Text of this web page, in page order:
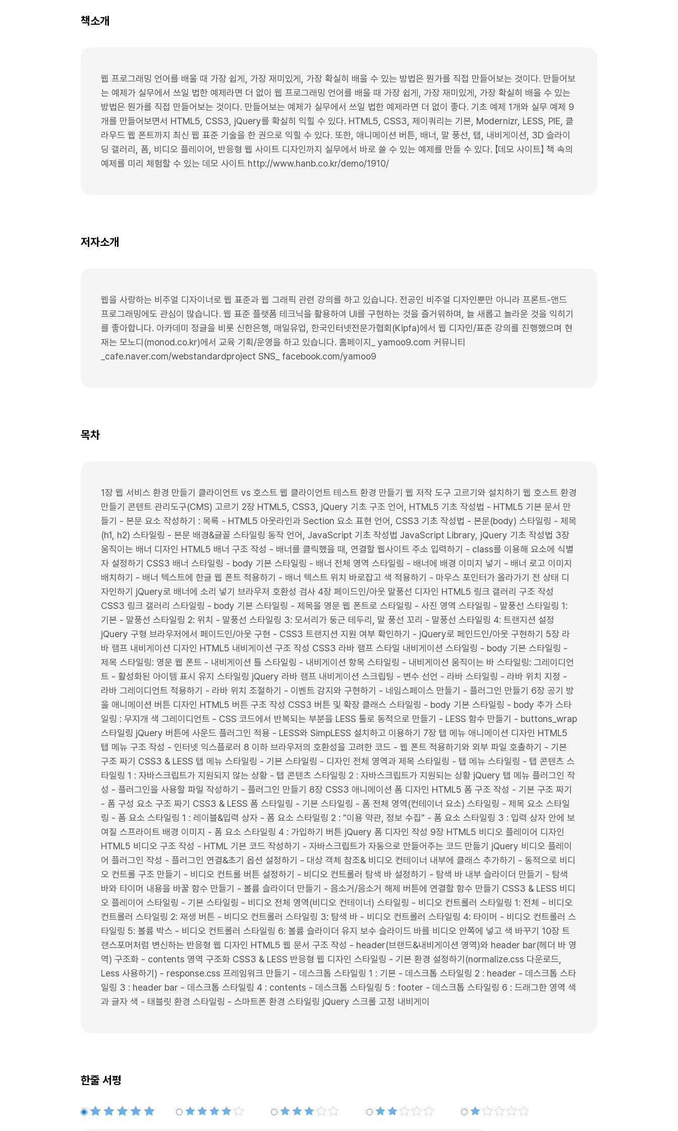
책소개
웹 프로그래밍 언어를 배울 때 가장 쉽게, 가장 재미있게, 가장 확실히 배울 수 있는 방법은 뭔가를 직접 만들어보는 것이다. 만들어보
는 예제가 실무에서 쓰일 법한 예제라면 더 없이 웹 프로그래밍 언어를 배울 때 가장 쉽게, 가장 재미있게, 가장 확실히 배울 수 있는
방법은 뭔가를 직접 만들어보는 것이다. 만들어보는 예제가 실무에서 쓰일 법한 예제라면 더 없이 좋다. 기초 예제 1개와 실무 예제 9
개를 만들어보면서 HTML5, CSS3, jQuery를 확실히 익힐 수 있다. HTML5, CSS3, 제이쿼리는 기본, Modernizr, LESS, PIE, 클
라우드 웹 폰트까지 최신 웹 표준 기술을 한 권으로 익힐 수 있다. 또한, 애니메이션 버튼, 배너, 말 풍선, 탭, 내비게이션, 3D 슬라이
딩 갤러리, 폼, 비디오 플레이어, 반응형 웹 사이트 디자인까지 실무에서 바로 쓸 수 있는 예제를 만들 수 있다. 【데모 사이트】 책 속의
예제를 미리 체험할 수 있는 데모 사이트 http://www.hanb.co.kr/demo/1910/
저자소개
웹을 사랑하는 비주얼 디자이너로 웹 표준과 웹 그래픽 관련 강의를 하고 있습니다. 전공인 비주얼 디자인뿐만 아니라 프론트-앤드
프로그래밍에도 관심이 많습니다. 웹 표준 플랫폼 테크닉을 활용하여 UI를 구현하는 것을 즐거워하며, 늘 새롭고 놀라운 것을 익히기
를 좋아합니다. 아카데미 정글을 비롯 신한은행, 매일유업, 한국인터넷전문가협회(Kipfa)에서 웹 디자인/표준 강의를 진행했으며 현
재는 모노디(monod.co.kr)에서 교육 기획/운영을 하고 있습니다. 홈페이지_ yamoo9.com 커뮤니티
_cafe.naver.com/webstandardproject SNS_ facebook.com/yamoo9
목차
1장 웹 서비스 환경 만들기 클라이언트 vs 호스트 웹 클라이언트 테스트 환경 만들기 웹 저작 도구 고르기와 설치하기 웹 호스트 환경
만들기 콘텐트 관리도구(CMS) 고르기 2장 HTML5, CSS3, jQuery 기초 구조 언어, HTML5 기초 작성법 - HTML5 기본 문서 만
들기 - 본문 요소 작성하기 : 목록 - HTML5 아웃라인과 Section 요소 표현 언어, CSS3 기초 작성법 - 본문(body) 스타일링 - 제목
(h1, h2) 스타일링 - 본문 배경&글꼴 스타일링 동작 언어, JavaScript 기초 작성법 JavaScript Library, jQuery 기초 작성법 3장
움직이는 배너 디자인 HTML5 배너 구조 작성 - 배너를 클릭했을 때, 연결할 웹사이트 주소 입력하기 - class를 이용해 요소에 식별
자 설정하기 CSS3 배너 스타일링 - body 기본 스타일링 - 배너 전체 영역 스타일링 - 배너에 배경 이미지 넣기 - 배너 로고 이미지
배치하기 - 배너 텍스트에 한글 웹 폰트 적용하기 - 배너 텍스트 위치 바로잡고 색 적용하기 - 마우스 포인터가 올라가기 전 상태 디
자인하기 jQuery로 배너에 소리 넣기 브라우저 호환성 검사 4장 페이드인/아웃 말풍선 디자인 HTML5 링크 갤러리 구조 작성
CSS3 링크 갤러리 스타일링 - body 기본 스타일링 - 제목을 영문 웹 폰트로 스타일링 - 사진 영역 스타일링 - 말풍선 스타일링 1:
기본 - 말풍선 스타일링 2: 위치 - 말풍선 스타일링 3: 모서리가 둥근 테두리, 말 풍선 꼬리 - 말풍선 스타일링 4: 트랜지션 설정
jQuery 구형 브라우저에서 페이드인/아웃 구현 - CSS3 트랜지션 지원 여부 확인하기 - jQuery로 페인드인/아웃 구현하기 5장 라
바 램프 내비게이션 디자인 HTML5 내비게이션 구조 작성 CSS3 라바 램프 스타일 내비게이션 스타일링 - body 기본 스타일링 -
제목 스타일링: 영문 웹 폰트 - 내비게이션 틀 스타일링 - 내비게이션 항목 스타일링 - 내비게이션 움직이는 바 스타일링: 그레이디언
트 - 활성화된 아이템 표시 유지 스타일링 jQuery 라바 램프 내비게이션 스크립팅 - 변수 선언 - 라바 스타일링 - 라바 위치 지정 -
라바 그레이디언트 적용하기 - 라바 위치 조절하기 - 이벤트 감지와 구현하기 - 네임스페이스 만들기 - 플러그인 만들기 6장 공기 방
울 애니메이션 버튼 디자인 HTML5 버튼 구조 작성 CSS3 버튼 및 확장 클래스 스타일링 - body 기본 스타일링 - body 추가 스타
일링 : 무지개 색 그레이디언트 - CSS 코드에서 반복되는 부분을 LESS 툴로 동적으로 만들기 - LESS 함수 만들기 - buttons_wrap
스타일링 jQuery 버튼에 사운드 플러그인 적용 - LESS와 SimpLESS 설치하고 이용하기 7장 탭 메뉴 애니메이션 디자인 HTML5
탭 메뉴 구조 작성 - 인터넷 익스플로러 8 이하 브라우저의 호환성을 고려한 코드 - 웹 폰트 적용하기와 외부 파일 호출하기 - 기본
구조 짜기 CSS3 & LESS 탭 메뉴 스타일링 - 기본 스타일링 - 디자인 전체 영역과 제목 스타일링 - 탭 메뉴 스타일링 - 탭 콘텐츠 스
타일링 1 : 자바스크립트가 지원되지 않는 상황 - 탭 콘텐츠 스타일링 2 : 자바스크립트가 지원되는 상황 jQuery 탭 메뉴 플러그인 작
성 - 플러그인을 사용할 파일 작성하기 - 플러그인 만들기 8장 CSS3 애니메이션 폼 디자인 HTML5 폼 구조 작성 - 기본 구조 짜기
- 폼 구성 요소 구조 짜기 CSS3 & LESS 폼 스타일링 - 기본 스타일링 - 폼 전체 영역(컨테이너 요소) 스타일링 - 제목 요소 스타일
링 - 폼 요소 스타일링 1 : 레이블&입력 상자 - 폼 요소 스타일링 2 : "이용 약관, 정보 수집" - 폼 요소 스타일링 3 : 입력 상자 안에 보
여질 스프라이트 배경 이미지 - 폼 요소 스타일링 4 : 가입하기 버튼 jQuery 폼 디자인 작성 9장 HTML5 비디오 플레이어 디자인
HTML5 비디오 구조 작성 - HTML 기본 코드 작성하기 - 자바스크립트가 자동으로 만들어주는 코드 만들기 jQuery 비디오 플레이
어 플러그인 작성 - 플러그인 연결&초기 옵션 설정하기 - 대상 객체 참조& 비디오 컨테이너 내부에 클래스 추가하기 - 동적으로 비디
오 컨트롤 구조 만들기 - 비디오 컨트롤 버튼 설정하기 - 비디오 컨트롤러 탐색 바 설정하기 - 탐색 바 내부 슬라이더 만들기 - 탐색
바와 타이머 내용을 바꿀 함수 만들기 - 볼륨 슬라이더 만들기 - 음소거/음소거 해제 버튼에 연결할 함수 만들기 CSS3 & LESS 비디
오 플레이어 스타일링 - 기본 스타일링 - 비디오 전체 영역(비디오 컨테이너) 스타일링 - 비디오 컨트롤러 스타일링 1: 전체 - 비디오
컨트롤러 스타일링 2: 재생 버튼 - 비디오 컨트롤러 스타일링 3: 탐색 바 - 비디오 컨트롤러 스타일링 4: 타이머 - 비디오 컨트롤러 스
타일링 5: 볼륨 박스 - 비디오 컨트롤러 스타일링 6: 볼륨 슬라이더 유지 보수 슬라이드 바를 비디오 안쪽에 넣고 색 바꾸기 10장 트
랜스포머처럼 변신하는 반응형 웹 디자인 HTML5 웹 문서 구조 작성 - header(브랜드&내비게이션 영역)와 header bar(헤더 바 영
역) 구조화 - contents 영역 구조화 CSS3 & LESS 반응형 웹 디자인 스타일링 - 기본 환경 설정하기(normalize.css 다운로드,
Less 사용하기) - response.css 프레임워크 만들기 - 데스크톱 스타일링 1 : 기본 - 데스크톱 스타일링 2 : header - 데스크톱 스타
일링 3 : header bar - 데스크톱 스타일링 4 : contents - 데스크톱 스타일링 5 : footer - 데스크톱 스타일링 6 : 드래그한 영역 색
과 글자 색 - 태블릿 환경 스타일링 - 스마트폰 환경 스타일링 jQuery 스크롤 고정 내비게이
한줄 서평
별점5개 별점4개 별점3개 별점2개 별점1개